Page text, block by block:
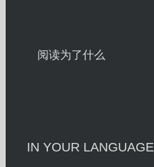
阅读为了什么
IN YOUR LANGUAGE